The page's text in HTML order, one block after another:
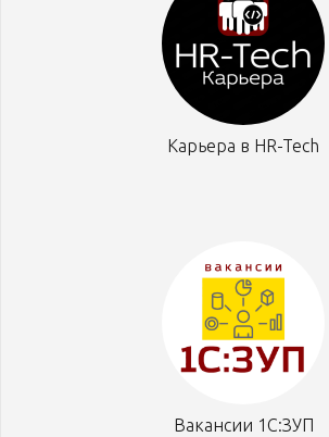
Карьера в HR-Tech
Вакансии 1С:ЗУП